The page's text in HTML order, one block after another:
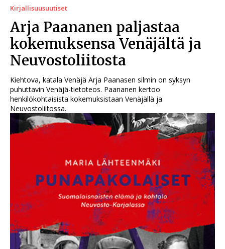
Kirjallisuusuutiset
Arja Paananen paljastaa
kokemuksensa Venäjältä ja
Neuvostoliitosta
Kiehtova, katala Venäjä Arja Paanasen silmin on syksyn
puhuttavin Venäjä-tietoteos. Paananen kertoo
henkilökohtaisista kokemuksistaan Venäjällä ja
Neuvostoliitossa.